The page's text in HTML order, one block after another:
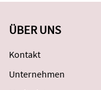
ÜBER UNS
Kontakt
Unternehmen